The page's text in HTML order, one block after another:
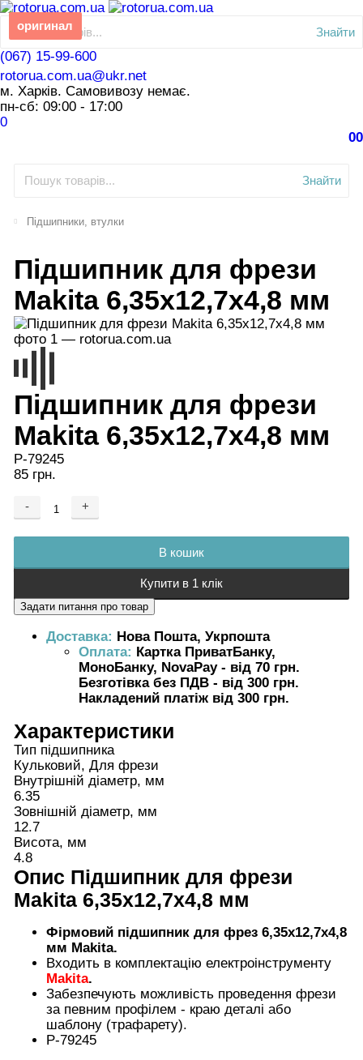
Знайти
(067) 15-99-600
rotorua.com.ua@ukr.net
м. Харків. Самовивозу немає.
пн-сб: 09:00 - 17:00
0
00
Знайти
Підшипники, втулки
Підшипник для фрези
Makita 6,35х12,7х4,8 мм
оригинал
Підшипник для фрези
Makita 6,35х12,7х4,8 мм
P-79245
85 грн.
- +
В кошик
Купити в 1 клік
Доставка: Нова Пошта, Укрпошта
Оплата: Картка ПриватБанку,
МоноБанку, NovaPay - від 70 грн.
Безготівка без ПДВ - від 300 грн.
Накладений платіж від 300 грн.
Характеристики
Тип підшипника
Кульковий, Для фрези
Внутрішній діаметр, мм
6.35
Зовнішній діаметр, мм
12.7
Висота, мм
4.8
Опис Підшипник для фрези
Makita 6,35х12,7х4,8 мм
Фірмовий підшипник для фрез 6,35х12,7х4,8
мм Makita.
Входить в комплектацію електроінструменту
Makita.
Забезпечують можливість проведення фрези
за певним профілем - краю деталі або
шаблону (трафарету).
P-79245